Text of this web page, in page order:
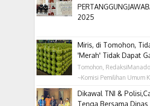
2025
Miris, di Tomohon,
'Merah' Tidak Dapat
Tomohon,
~Komisi Pemilihan Umum
Dikawal TNI &
Tenga Bersama Dinas